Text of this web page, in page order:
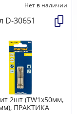
Нет в наличии
D-30651
2шт (TW1х50мм,
ПРАКТИКА